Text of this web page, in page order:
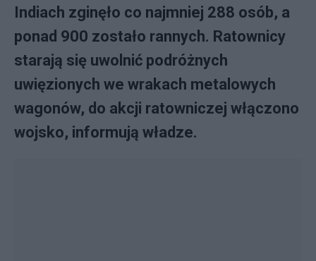
Indiach zginęło co najmniej 288 osób, a
ponad 900 zostało rannych. Ratownicy
starają się uwolnić podróżnych
uwięzionych we wrakach metalowych
wagonów, do akcji ratowniczej włączono
wojsko, informują władze.